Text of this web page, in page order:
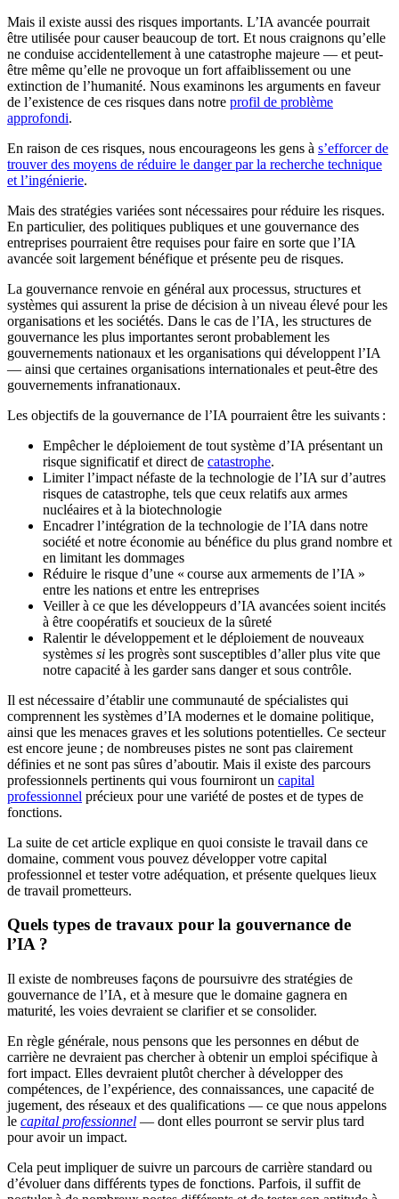
Mais il existe aussi des risques importants. L’IA avancée pourrait
être utilisée pour causer beaucoup de tort. Et nous craignons qu’elle
ne conduise accidentellement à une catastrophe majeure — et peut-
être même qu’elle ne provoque un fort affaiblissement ou une
extinction de l’humanité. Nous examinons les arguments en faveur
de l’existence de ces risques dans notre profil de problème
approfondi.
En raison de ces risques, nous encourageons les gens à s’efforcer de
trouver des moyens de réduire le danger par la recherche technique
et l’ingénierie.
Mais des stratégies variées sont nécessaires pour réduire les risques.
En particulier, des politiques publiques et une gouvernance des
entreprises pourraient être requises pour faire en sorte que l’IA
avancée soit largement bénéfique et présente peu de risques.
La gouvernance renvoie en général aux processus, structures et
systèmes qui assurent la prise de décision à un niveau élevé pour les
organisations et les sociétés. Dans le cas de l’IA, les structures de
gouvernance les plus importantes seront probablement les
gouvernements nationaux et les organisations qui développent l’IA
— ainsi que certaines organisations internationales et peut-être des
gouvernements infranationaux.
Les objectifs de la gouvernance de l’IA pourraient être les suivants :
Empêcher le déploiement de tout système d’IA présentant un
risque significatif et direct de catastrophe.
Limiter l’impact néfaste de la technologie de l’IA sur d’autres
risques de catastrophe, tels que ceux relatifs aux armes
nucléaires et à la biotechnologie
Encadrer l’intégration de la technologie de l’IA dans notre
société et notre économie au bénéfice du plus grand nombre et
en limitant les dommages
Réduire le risque d’une « course aux armements de l’IA »
entre les nations et entre les entreprises
Veiller à ce que les développeurs d’IA avancées soient incités
à être coopératifs et soucieux de la sûreté
Ralentir le développement et le déploiement de nouveaux
systèmes si les progrès sont susceptibles d’aller plus vite que
notre capacité à les garder sans danger et sous contrôle.
Il est nécessaire d’établir une communauté de spécialistes qui
comprennent les systèmes d’IA modernes et le domaine politique,
ainsi que les menaces graves et les solutions potentielles. Ce secteur
est encore jeune ; de nombreuses pistes ne sont pas clairement
définies et ne sont pas sûres d’aboutir. Mais il existe des parcours
professionnels pertinents qui vous fourniront un capital
professionnel précieux pour une variété de postes et de types de
fonctions.
La suite de cet article explique en quoi consiste le travail dans ce
domaine, comment vous pouvez développer votre capital
professionnel et tester votre adéquation, et présente quelques lieux
de travail prometteurs.
Quels types de travaux pour la gouvernance de
l’IA ?
Il existe de nombreuses façons de poursuivre des stratégies de
gouvernance de l’IA, et à mesure que le domaine gagnera en
maturité, les voies devraient se clarifier et se consolider.
En règle générale, nous pensons que les personnes en début de
carrière ne devraient pas chercher à obtenir un emploi spécifique à
fort impact. Elles devraient plutôt chercher à développer des
compétences, de l’expérience, des connaissances, une capacité de
jugement, des réseaux et des qualifications — ce que nous appelons
le capital professionnel — dont elles pourront se servir plus tard
pour avoir un impact.
Cela peut impliquer de suivre un parcours de carrière standard ou
d’évoluer dans différents types de fonctions. Parfois, il suffit de